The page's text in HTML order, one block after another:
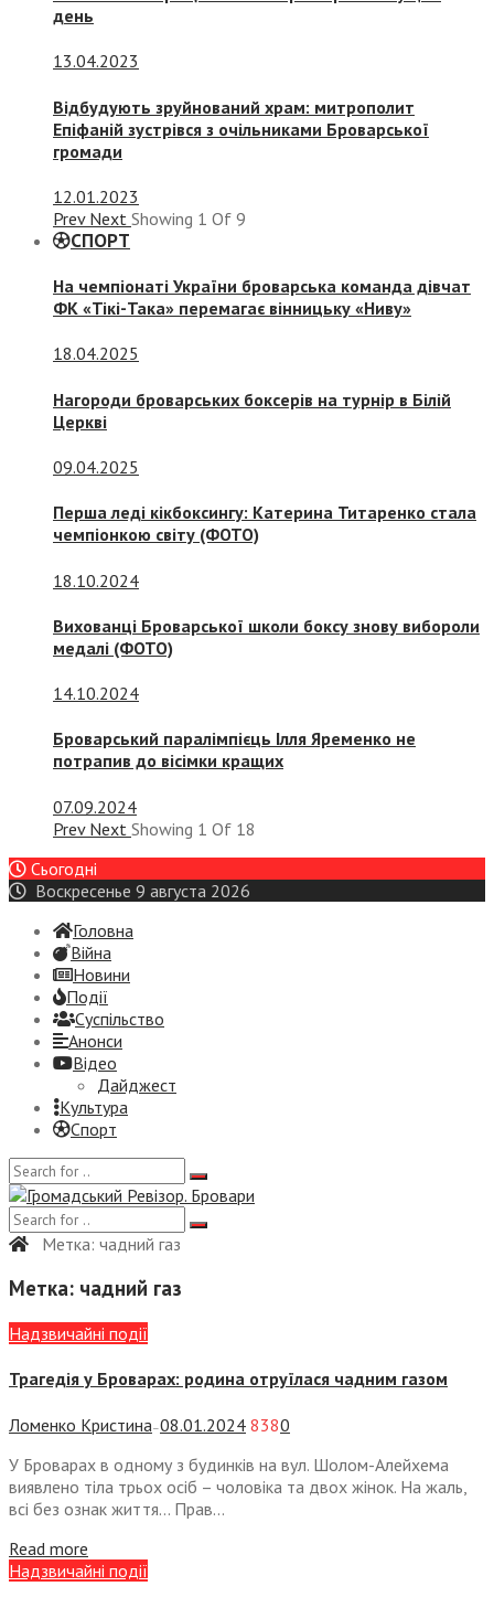
день
13.04.2023
Відбудують зруйнований храм: митрополит
Епіфаній зустрівся з очільниками Броварської
громади
12.01.2023
Prev Next Showing 1 Of 9
СПОРТ
На чемпіонаті України броварська команда дівчат
ФК «Тікі-Така» перемагає вінницьку «Ниву»
18.04.2025
Нагороди броварських боксерів на турнір в Білій
Церкві
09.04.2025
Перша леді кікбоксингу: Катерина Титаренко стала
чемпіонкою світу (ФОТО)
18.10.2024
Вихованці Броварської школи боксу знову вибороли
медалі (ФОТО)
14.10.2024
Броварський паралімпієць Ілля Яременко не
потрапив до вісімки кращих
07.09.2024
Prev Next Showing 1 Of 18
Сьогодні
Воскресенье 9 августа 2026
Головна
Війна
Новини
Події
Суспiльство
Анонси
Відео
Дайджест
Культура
Спорт
Метка: чадний газ
Метка: чадний газ
Надзвичайні події
Трагедія у Броварах: родина отруїлася чадним газом
Ломенко Кристина —08.01.2024 8380
У Броварах в одному з будинків на вул. Шолом-Алейхема
виявлено тіла трьох осіб – чоловіка та двох жінок. На жаль,
всі без ознак життя… Прав...
Read more
Надзвичайні події